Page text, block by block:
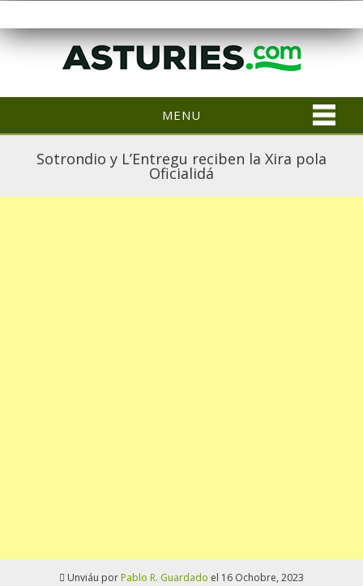
MENU
Sotrondio y L’Entregu reciben la Xira pola
Oficialidá
Unviáu por Pablo R. Guardado el 16 Ochobre, 2023